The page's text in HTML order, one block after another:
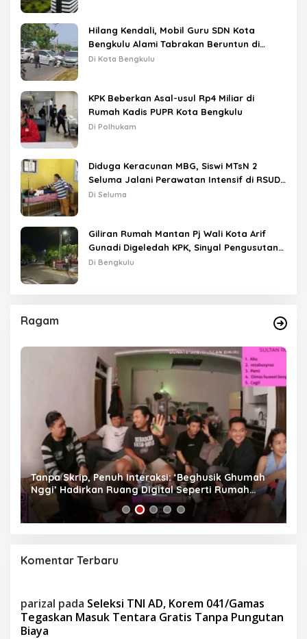
Hilang Kendali, Mobil Guru SDN Kota
Bengkulu Alami Tabrakan Beruntun di
Lampu Merah
Di Kota Bengkulu
KPK Beberkan Asal-usul Rp4 Miliar di
Rumah Kadis PUPR Kota Bengkulu
Di Polhukam
Diduga Keracunan MBG, Siswi MTsN 2
Seluma Jalani Perawatan Intensif di RSUD
Tais
Di Seluma
Giliran Rumah Mantan Pj Wali Kota Arif
Gunadi Digeledah KPK, Sinyal Pengusutan
Meluas
Di Bengkulu
Ragam
Tanpa Skrip, Penuh Interaksi: ‘Beghusik Ghumah
Nggi’ Hadirkan Ruang Digital Seperti Rumah
Sendiri
Komentar Terbaru
parizal pada Seleksi TNI AD, Korem 041/Gamas
Tegaskan Masuk Tentara Gratis Tanpa Pungutan
Biaya